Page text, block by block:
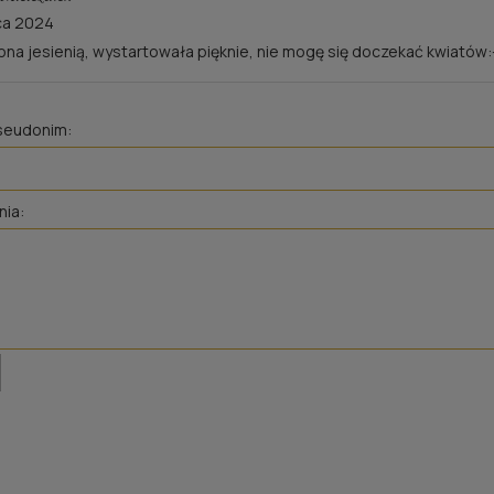
2024
jesienią, wystartowała pięknie, nie mogę się doczekać